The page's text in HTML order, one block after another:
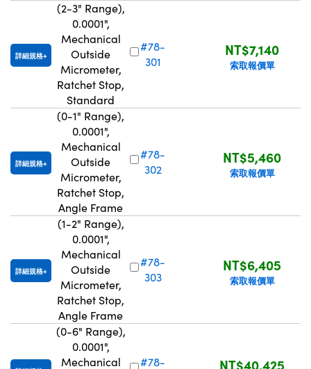
詳細規格
(2-3" Range),
0.0001",
Mechanical
Outside
Micrometer,
Ratchet Stop,
Standard
#78-
301
NT$7,140
索取報價單
詳細規格
(0-1" Range),
0.0001",
Mechanical
Outside
Micrometer,
Ratchet Stop,
Angle Frame
#78-
302
NT$5,460
索取報價單
詳細規格
(1-2" Range),
0.0001",
Mechanical
Outside
Micrometer,
Ratchet Stop,
Angle Frame
#78-
303
NT$6,405
索取報價單
(0-6" Range),
0.0001",
Mechanical
#78- NT$40,425